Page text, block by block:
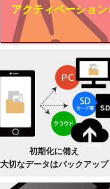
アクティベーショ
初期化に備え
大切なデータはバックアップ